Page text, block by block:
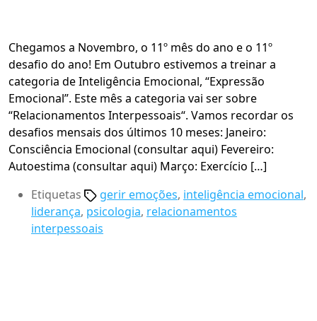
Chegamos a Novembro, o 11º mês do ano e o 11º
desafio do ano! Em Outubro estivemos a treinar a
categoria de Inteligência Emocional, “Expressão
Emocional”. Este mês a categoria vai ser sobre
“Relacionamentos Interpessoais“. Vamos recordar os
desafios mensais dos últimos 10 meses: Janeiro:
Consciência Emocional (consultar aqui) Fevereiro:
Autoestima (consultar aqui) Março: Exercício […]
Etiquetas
gerir emoções, inteligência emocional,
liderança, psicologia, relacionamentos
interpessoais